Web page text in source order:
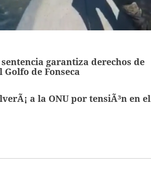
garantiza derechos de
de Fonseca
a la ONU por tensiÃ³n en el